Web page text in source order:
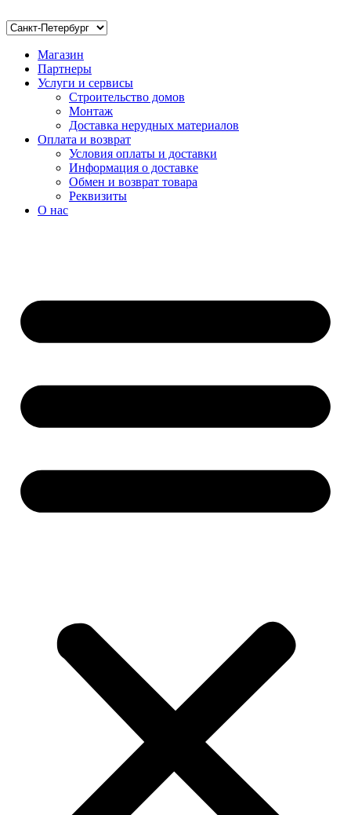
Магазин
Партнеры
Услуги и сервисы
Строительство домов
Монтаж
Доставка нерудных материалов
Оплата и возврат
Условия оплаты и доставки
Информация о доставке
Обмен и возврат товара
Реквизиты
О нас